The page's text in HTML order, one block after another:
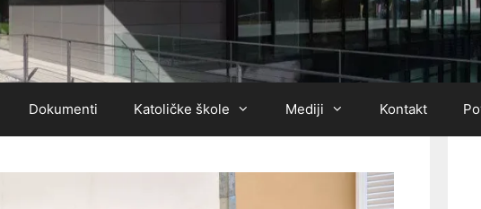
Dokumenti Katoličke škole Mediji Kontakt